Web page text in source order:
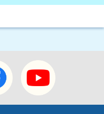
ROKU」
備の多目的空間
ホール
完備のホール
場
前から7日前まで
ートレース企画課）
ください。
、予約は申請書提出